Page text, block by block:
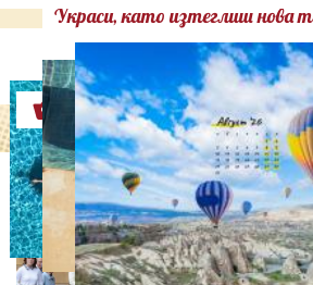
Украси, като изтеглиш нова
Оферти
Ново